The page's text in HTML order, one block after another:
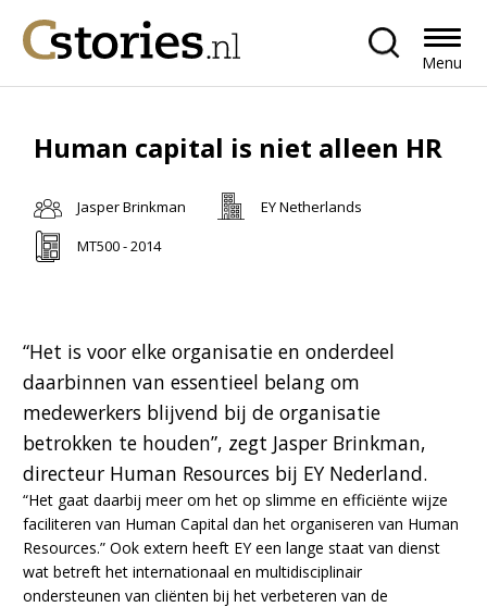
Menu
Human capital is niet alleen HR
Jasper Brinkman
EY Netherlands
MT500 - 2014
“Het is voor elke organisatie en onderdeel
daarbinnen van essentieel belang om
medewerkers blijvend bij de organisatie
betrokken te houden”, zegt Jasper Brinkman,
directeur Human Resources bij EY Nederland.
“Het gaat daarbij meer om het op slimme en efficiënte wijze
faciliteren van Human Capital dan het organiseren van Human
Resources.” Ook extern heeft EY een lange staat van dienst
wat betreft het internationaal en multidisciplinair
ondersteunen van cliënten bij het verbeteren van de